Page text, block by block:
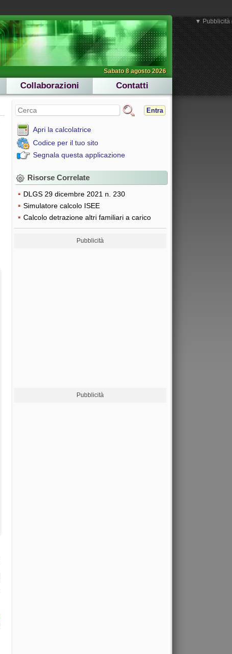
Sabato 8 agosto 2026
Collaborazioni Contatti
Entra
Apri la calcolatrice
Codice per il tuo sito
Segnala questa applicazione
Risorse Correlate
DLGS 29 dicembre 2021 n. 230
Simulatore calcolo ISEE
Calcolo detrazione altri familiari a carico
Pubblicità
Pubblicità
▼ Pubblicità